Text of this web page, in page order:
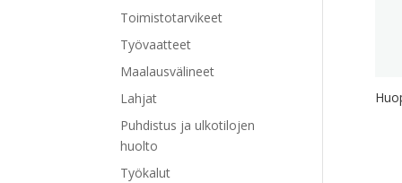
Toimistotarvikeet
Työvaatteet
Maalausvälineet
Lahjat
Puhdistus ja ulkotilojen
huolto
Työkalut